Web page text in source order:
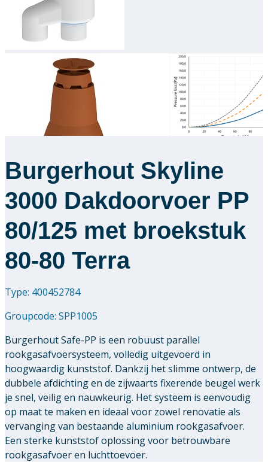
Burgerhout Skyline
3000 Dakdoorvoer PP
80/125 met broekstuk
80-80 Terra
Type: 400452784
Groupcode: SPP1005
Burgerhout Safe-PP is een robuust parallel
rookgasafvoersysteem, volledig uitgevoerd in
hoogwaardig kunststof. Dankzij het slimme ontwerp, de
dubbele afdichting en de zijwaarts fixerende beugel werk
je snel, veilig en nauwkeurig. Het systeem is eenvoudig
op maat te maken en ideaal voor zowel renovatie als
vervanging van bestaande aluminium rookgasafvoer.
Een sterke kunststof oplossing voor betrouwbare
rookgasafvoer en luchttoevoer.